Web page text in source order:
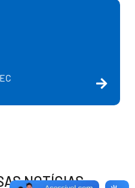
NOTÍCIAS